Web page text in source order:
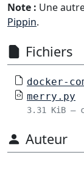
Note : Une
Pippin.
Fichiers
docker-
merry.py
3.31 KiB –
Auteur